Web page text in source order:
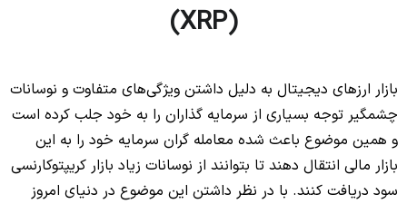
(XRP)
بازار ارزهای دیجیتال به دلیل داشتن ویژگی‌های متفاوت و نوسانات
چشمگیر توجه بسیاری از سرمایه گذاران را به خود جلب کرده است
و همین موضوع باعث شده معامله گران سرمایه خود را به این
بازار مالی انتقال دهند تا بتوانند از نوسانات زیاد بازار کریپتوکارنسی
سود دریافت کنند. با در نظر داشتن این موضوع در دنیای امروز